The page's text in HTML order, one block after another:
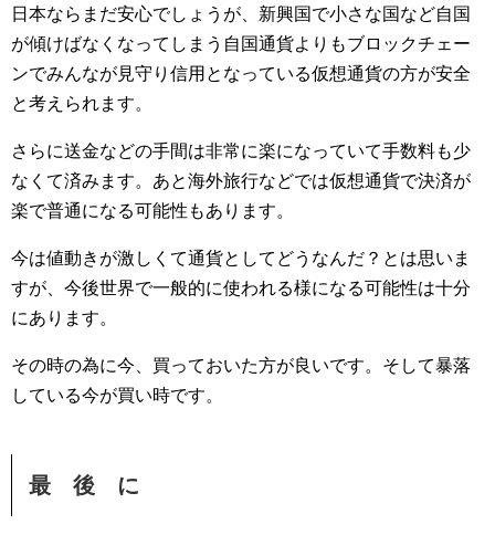
日本ならまだ安心でしょうが、新興国で小さな国など自国
が傾けばなくなってしまう自国通貨よりもブロックチェー
ンでみんなが見守り信用となっている仮想通貨の方が安全
と考えられます。
さらに送金などの手間は非常に楽になっていて手数料も少
なくて済みます。あと海外旅行などでは仮想通貨で決済が
楽で普通になる可能性もあります。
今は値動きが激しくて通貨としてどうなんだ？とは思いま
すが、今後世界で一般的に使われる様になる可能性は十分
にあります。
その時の為に今、買っておいた方が良いです。そして暴落
している今が買い時です。
最 後 に